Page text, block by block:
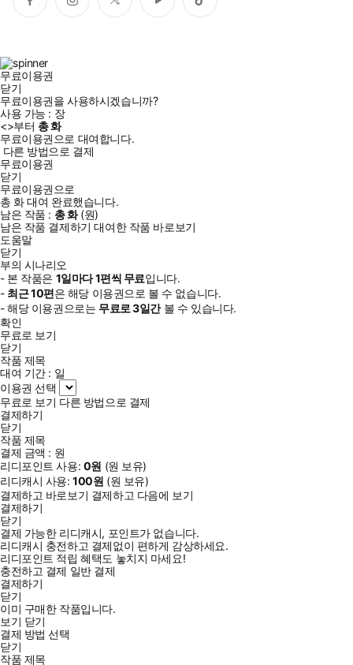
페
이
인
스
트
위
유
튜
틱
톡
무료이용권
닫기
무료이용권을 사용하시겠습니까?
사용 가능 : 장
<>부터 총화
무료이용권으로 대여합니다.
다른 방법으로 결제
무료이용권
닫기
무료이용권으로
총 화대여 완료했습니다.
남은 작품 : 총화(원)
남은 작품 결제하기 대여한 작품 바로보기
도움말
닫기
부의 시나리오
- 본 작품은 1일마다1편씩 무료입니다.
- 최근10편은 해당 이용권으로 볼 수 없습니다.
- 해당 이용권으로는 무료로3일간볼 수 있습니다.
확인
무료로 보기
닫기
작품 제목
대여 기간 : 일
이용권 선택
무료로 보기 다른 방법으로 결제
결제하기
닫기
작품 제목
결제 금액 : 원
리디포인트 사용: 0원 (원 보유)
리디캐시 사용:100원 (원 보유)
결제하고 바로보기 결제하고 다음에 보기
결제하기
닫기
결제 가능한 리디캐시, 포인트가 없습니다.
리디캐시 충전하고 결제없이 편하게 감상하세요.
리디포인트 적립 혜택도 놓치지 마세요!
충전하고 결제 일반 결제
결제하기
닫기
이미 구매한 작품입니다.
보기 닫기
결제 방법 선택
닫기
작품 제목